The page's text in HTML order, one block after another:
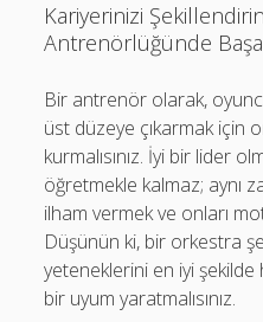
Kariyerinizi
Antrenörlüğünde
Bir antrenör olarak,
üst düzeye çıkarmak için
kurmalısınız. İyi bir lider
öğretmekle kalmaz; aynı
ilham vermek ve onları
Düşünün ki, bir orkestra
yeteneklerini en iyi
bir uyum yaratmalısınız.